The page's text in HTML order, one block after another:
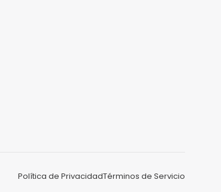
Política de PrivacidadTérminos de Servicio